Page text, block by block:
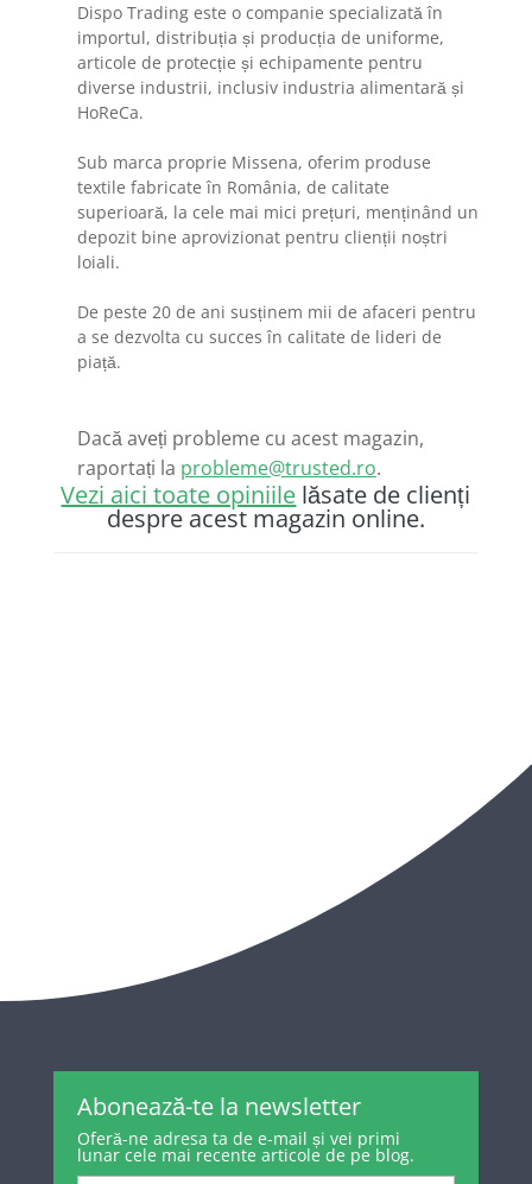
Dispo Trading este o companie specializată în
importul, distribuția și producția de uniforme,
articole de protecție și echipamente pentru
diverse industrii, inclusiv industria alimentară și
HoReCa.
Sub marca proprie Missena, oferim produse
textile fabricate în România, de calitate
superioară, la cele mai mici prețuri, menținând un
depozit bine aprovizionat pentru clienții noștri
loiali.
De peste 20 de ani susținem mii de afaceri pentru
a se dezvolta cu succes în calitate de lideri de
piață.
Dacă aveți probleme cu acest magazin,
raportați la probleme@trusted.ro.
Vezi aici toate opiniile lăsate de clienți
despre acest magazin online.
Abonează-te la newsletter
Oferă-ne adresa ta de e-mail și vei primi
lunar cele mai recente articole de pe blog.